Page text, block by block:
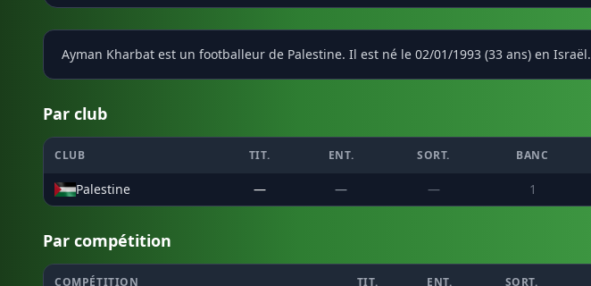
Ayman Kharbat est un footballeur de Palestine. Il est né le 02/01/1993 (33 ans) en Israël.
Par club
CLUB TIT. ENT. SORT. BANC
Palestine — — — 1
Par compétition
COMPÉTITION TIT. ENT. SORT.